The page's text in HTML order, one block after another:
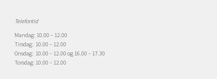
Telefontid
Mandag: 10.00 – 12.00
Tirsdag: 10.00 – 12.00
Onsdag: 10.00 – 12.00 og 16.00 – 17.30
Torsdag: 10.00 – 12.00